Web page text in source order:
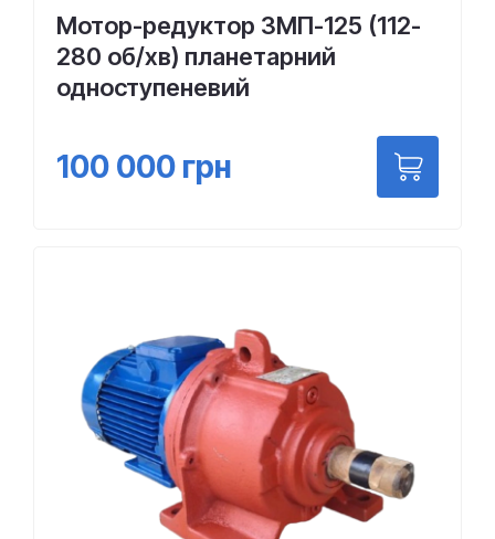
Мотор-редуктор 3МП-125 (112-
280 об/хв) планетарний
одноступеневий
100 000 грн